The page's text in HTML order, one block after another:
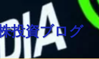
投資ブログ